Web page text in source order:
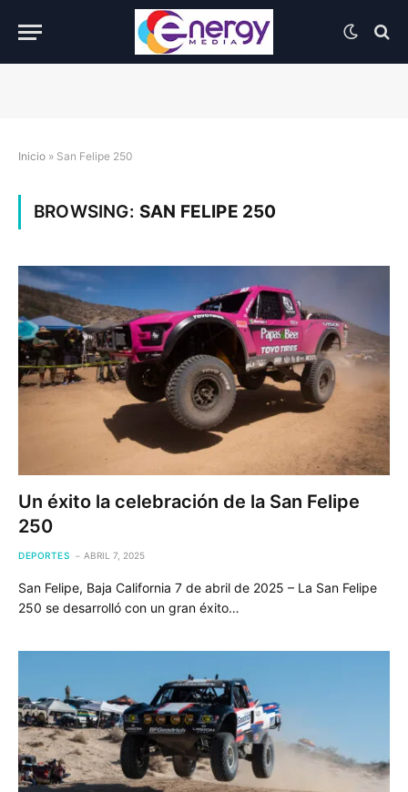
Inicio » San Felipe 250
BROWSING: SAN FELIPE 250
Un éxito la celebración de la San Felipe
250
DEPORTES ABRIL 7, 2025
San Felipe, Baja California 7 de abril de 2025 – La San Felipe
250 se desarrolló con un gran éxito…